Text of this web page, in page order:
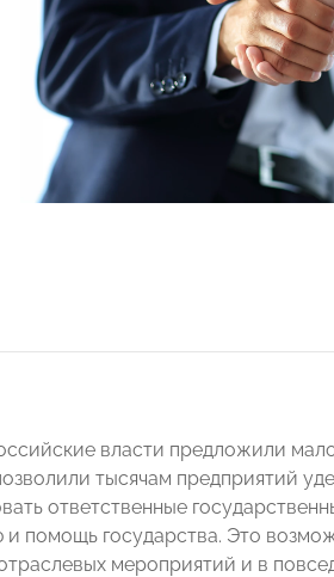
власти предложили
тысячам предприятий
ответственные
помощь государства. Это
мероприятий и в